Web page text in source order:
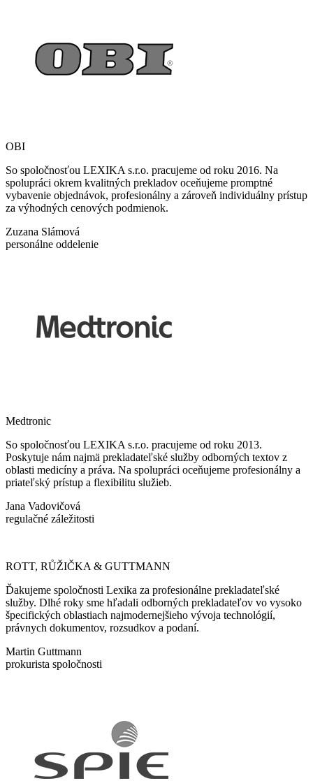
OBI
So spoločnosťou LEXIKA s.r.o. pracujeme od roku 2016. Na
spolupráci okrem kvalitných prekladov oceňujeme promptné
vybavenie objednávok, profesionálny a zároveň individuálny prístup
za výhodných cenových podmienok.
Zuzana Slámová
personálne oddelenie
Medtronic
So spoločnosťou LEXIKA s.r.o. pracujeme od roku 2013.
Poskytuje nám najmä prekladateľské služby odborných textov z
oblasti medicíny a práva. Na spolupráci oceňujeme profesionálny a
priateľský prístup a flexibilitu služieb.
Jana Vadovičová
regulačné záležitosti
ROTT, RŮŽIČKA & GUTTMANN
Ďakujeme spoločnosti Lexika za profesionálne prekladateľské
služby. Dlhé roky sme hľadali odborných prekladateľov vo vysoko
špecifických oblastiach najmodernejšieho vývoja technológií,
právnych dokumentov, rozsudkov a podaní.
Martin Guttmann
prokurista spoločnosti